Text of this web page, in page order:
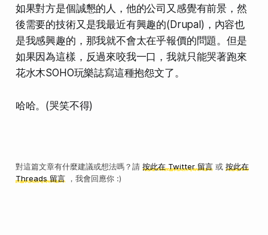
如果對方是個誠懇的人，他的公司又感覺有前景，然
後需要的技術又是我最近有興趣的(Drupal)，內容也
是我感興趣的，那我就不會太在乎報價的問題。但是
如果因為這樣，反過來咬我一口，我就只能哭著跑來
花水木SOHO玩樂誌寫這種抱怨文了。
哈哈。(哭笑不得)
對這篇文章有什麼建議或想法嗎？請 按此在 Twitter 留言或 按此在
Threads 留言，我會回應你 :)